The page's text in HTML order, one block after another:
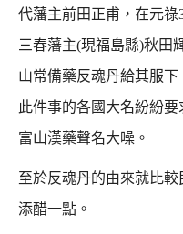
代藩主前田正甫， 在元祿
三春藩主(現福島縣)秋田
山常備藥反魂丹給其服下
此件事的各國大名紛紛
富山漢藥聲名大噪。
至於反魂丹的由來就比
添醋一點。